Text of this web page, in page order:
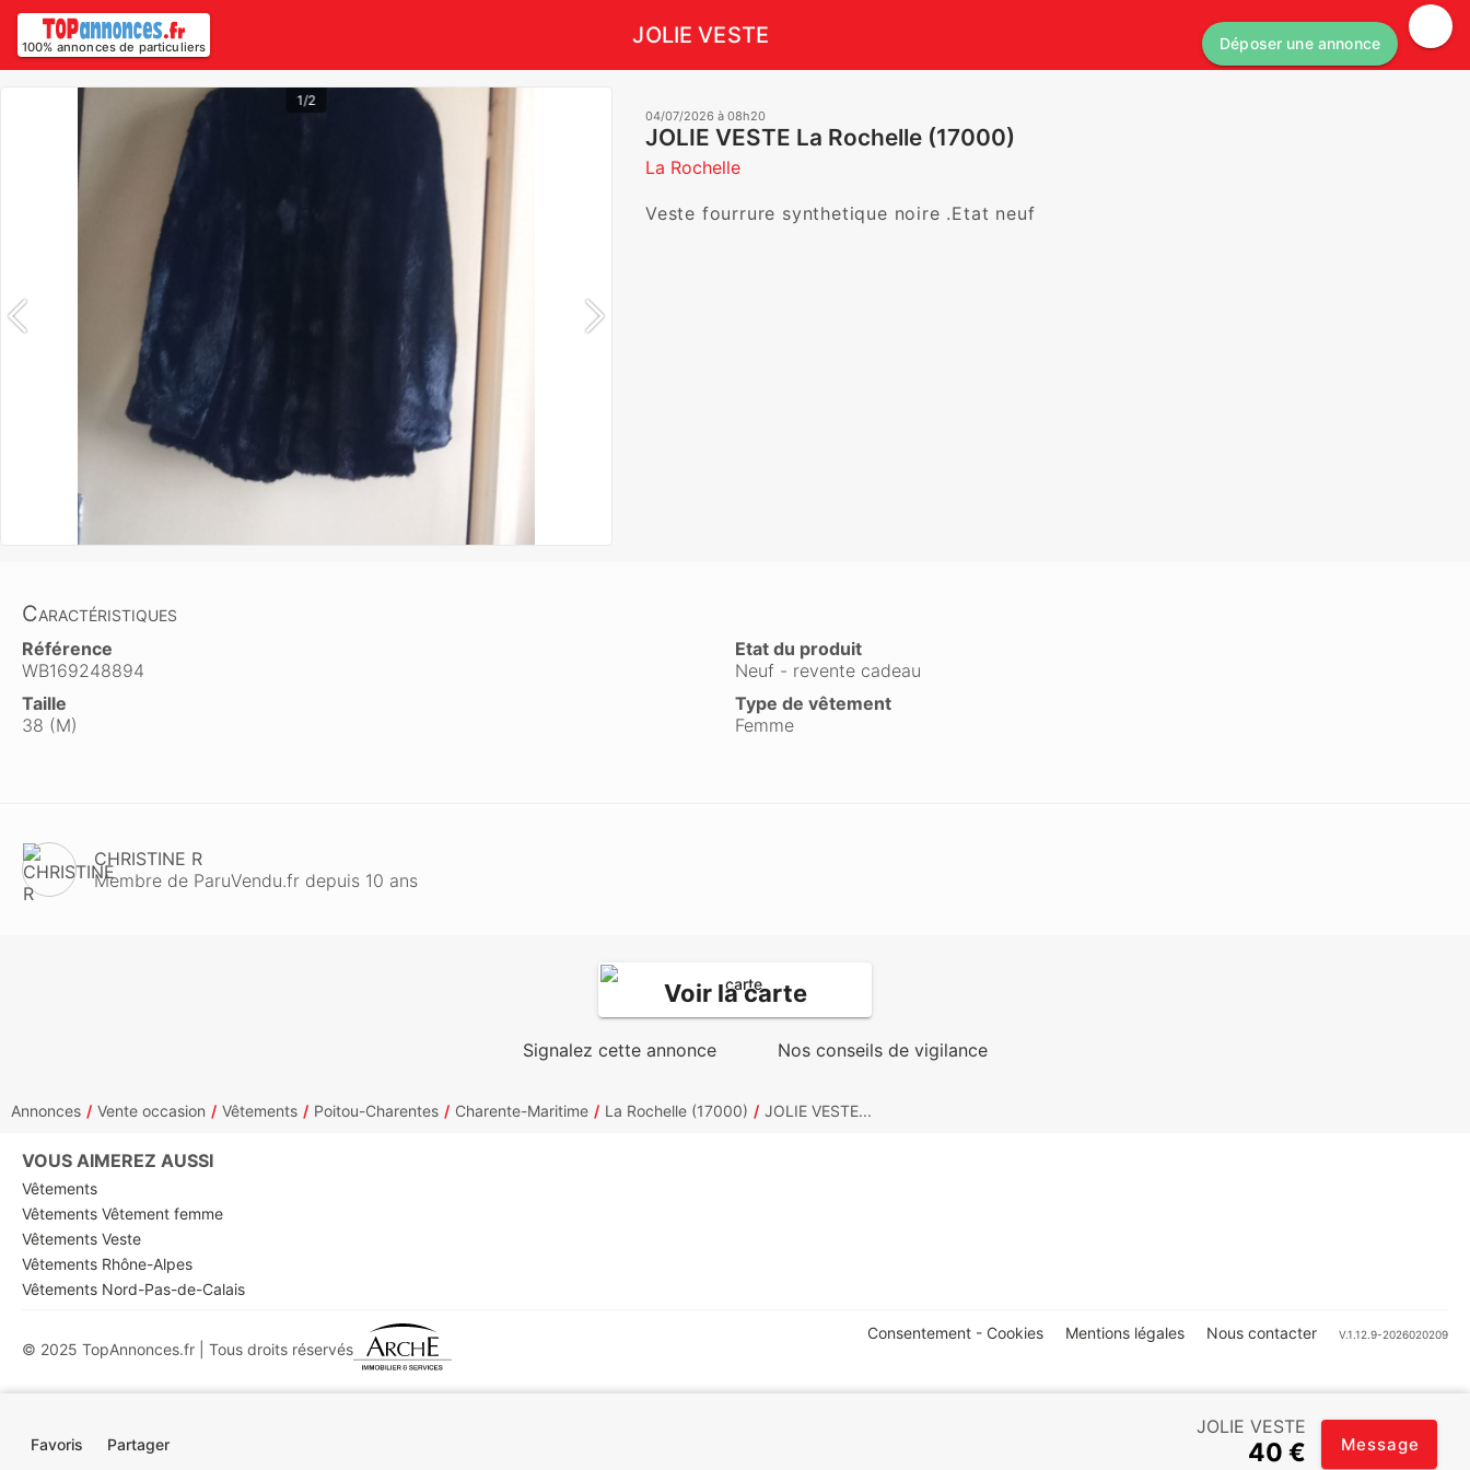
100% annonces de particuliers JOLIE VESTE Déposer une annonce
1/2
04/07/2026 à 08h20
JOLIE VESTE La Rochelle (17000)
La Rochelle
Veste fourrure synthetique noire .Etat neuf
Caractéristiques
Référence
WB169248894
Etat du produit
Neuf - revente cadeau
Taille
38 (M)
Type de vêtement
Femme
CHRISTINE R
Membre de ParuVendu.fr depuis 10 ans
Voir la carte
Signalez cette annonce Nos conseils de vigilance
Favoris Partager
JOLIE VESTE
40 € Message
Annonces Vente occasion Vêtements Poitou-Charentes Charente-Maritime La Rochelle (17000) JOLIE VESTE...
VOUS AIMEREZ AUSSI
Vêtements
Vêtements Vêtement femme
Vêtements Veste
Vêtements Rhône-Alpes
Vêtements Nord-Pas-de-Calais
© 2025 TopAnnonces.fr | Tous droits réservés
Consentement - Cookies Mentions légales Nous contacter V.1.12.9-2026020209